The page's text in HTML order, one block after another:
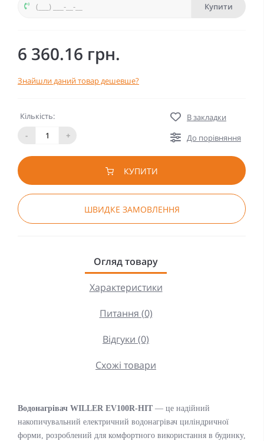
Купити
6 360.16 грн.
Знайшли даний товар дешевше?
Кількість:
-
+
В закладки
До порівняння
КУПИТИ
ШВИДКЕ ЗАМОВЛЕННЯ
Огляд товару
Характеристики
Питання (0)
Відгуки (0)
Схожі товари
Водонагрівач WILLER EV100R-HIT — це надійний
накопичувальний електричний водонагрівач циліндричної
форми, розроблений для комфортного використання в будинку,